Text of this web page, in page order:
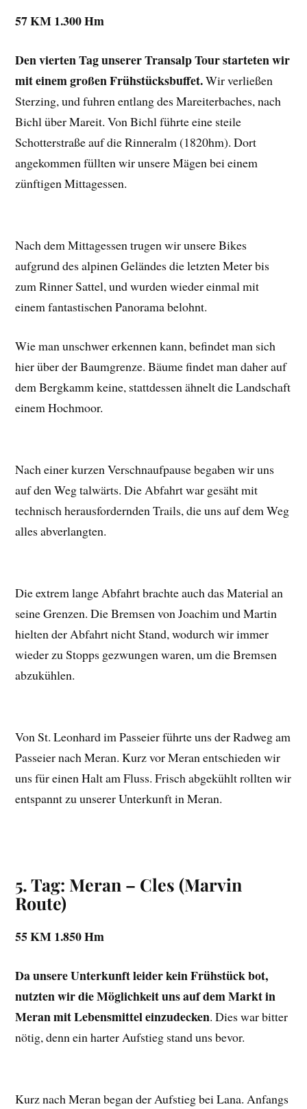
57 KM 1.300 Hm
Den vierten Tag unserer Transalp Tour starteten wir
mit einem großen Frühstücksbuffet.Wir verließen
Sterzing, und fuhren entlang des Mareiterbaches, nach
Bichl über Mareit. Von Bichl führte eine steile
Schotterstraße auf die Rinneralm (1820hm). Dort
angekommen füllten wir unsere Mägen bei einem
zünftigen Mittagessen.
Nach dem Mittagessen trugen wir unsere Bikes
aufgrund des alpinen Geländes die letzten Meter bis
zum Rinner Sattel, und wurden wieder einmal mit
einem fantastischen Panorama belohnt.
Wie man unschwer erkennen kann, befindet man sich
hier über der Baumgrenze. Bäume findet man daher auf
dem Bergkamm keine, stattdessen ähnelt die Landschaft
einem Hochmoor.
Nach einer kurzen Verschnaufpause begaben wir uns
auf den Weg talwärts. Die Abfahrt war gesäht mit
technisch herausfordernden Trails, die uns auf dem Weg
alles abverlangten.
Die extrem lange Abfahrt brachte auch das Material an
seine Grenzen. Die Bremsen von Joachim und Martin
hielten der Abfahrt nicht Stand, wodurch wir immer
wieder zu Stopps gezwungen waren, um die Bremsen
abzukühlen.
Von St. Leonhard im Passeier führte uns der Radweg am
Passeier nach Meran. Kurz vor Meran entschieden wir
uns für einen Halt am Fluss. Frisch abgekühlt rollten wir
entspannt zu unserer Unterkunft in Meran.
5. Tag: Meran – Cles (Marvin
Route)
55 KM 1.850 Hm
Da unsere Unterkunft leider kein Frühstück bot,
nutzten wir die Möglichkeit uns auf dem Markt in
Meran mit Lebensmittel einzudecken. Dies war bitter
nötig, denn ein harter Aufstieg stand uns bevor.
Kurz nach Meran began der Aufstieg bei Lana. Anfangs